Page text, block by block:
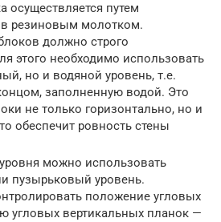
осуществляется путем
резиновым молотком.
должно строго
этого необходимо использовать
но и водяной уровень, т.е.
заполненную водой. Это
не только горизонтально, но и
обеспечит ровность стены
можно использовать
пузырьковый уровень.
положение угловых
угловых вертикальных планок —